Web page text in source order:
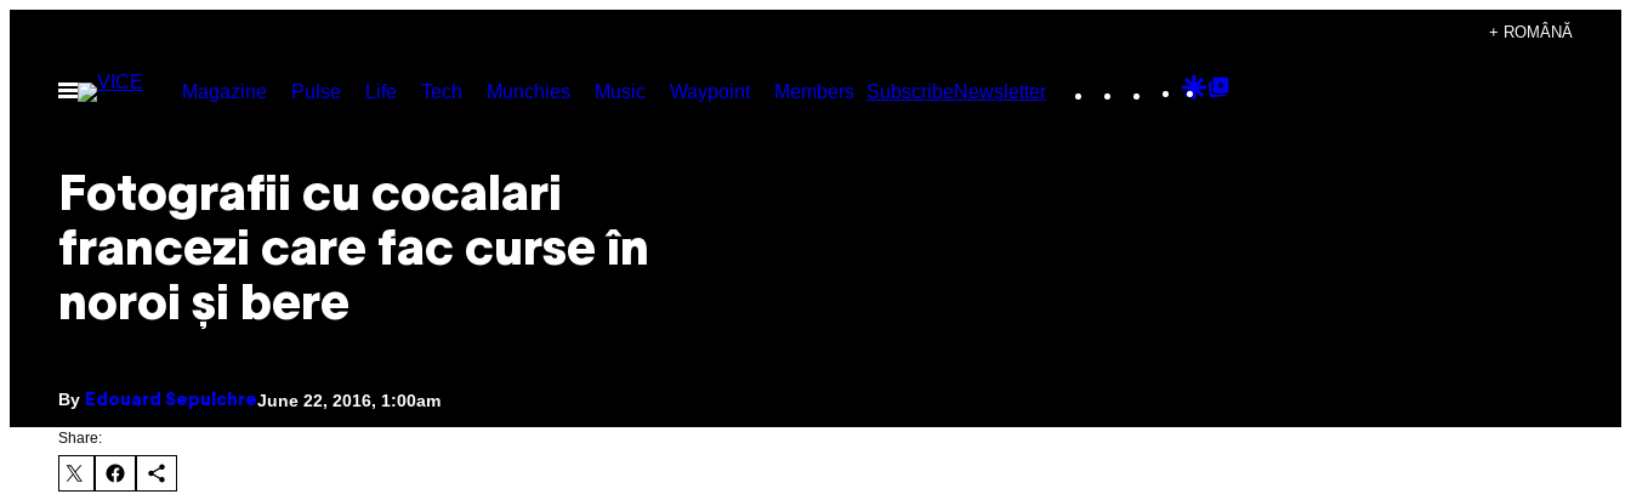
content
+ ROMÂNĂ
Open
Menu
Magazine Pulse Life Tech Munchies Music Waypoint Members SubscribeNewsletter Instagram
TikTokYouTube
Google
Fotografii cu cocalari
francezi care fac curse în
noroi și bere
By Edouard SepulchreJune 22, 2016, 1:00am
Share: